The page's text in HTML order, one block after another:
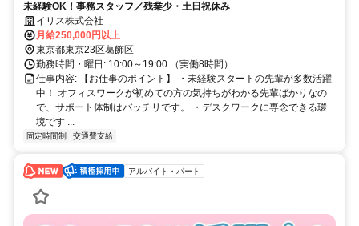
未経験OK！事務スタッフ／残業少・土日祝休み
イリス株式会社
月給250,000円以上
東京都東京23区葛飾区
勤務時間・曜日: 10:00～19:00 （実働8時間）
仕事内容: 【お仕事のポイント】 ・未経験スタートの先輩が多数活躍
中！ オフィスワークが初めての方の気持ちがわかる先輩ばかりなの
で、サポート体制はバッチリです。 ・デスクワークに専念できる環
境です ...
固定時間制 交通費支給
アルバイト・パート